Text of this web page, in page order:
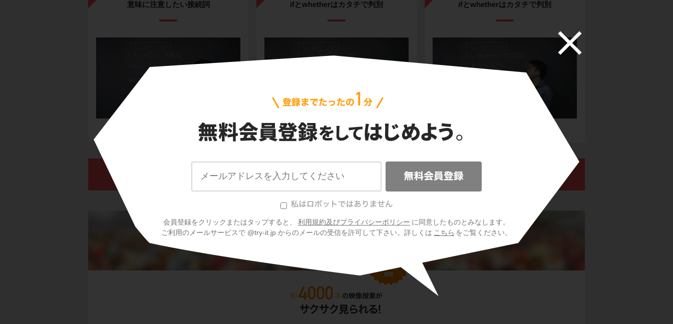
会員登録をクリックまたはタップすると、 利用規約及びプライバシーポリシー に同意したものとみなします。
ご利用のメールサービスで @try-it.jp からのメールの受信を許可して下さい。詳しくは こちら をご覧ください。
意味に注意したい接続詞 ifとwhetherはカタチで判別 ifとwhetherはカタチで判別
従属接続詞の問題をもっと見る